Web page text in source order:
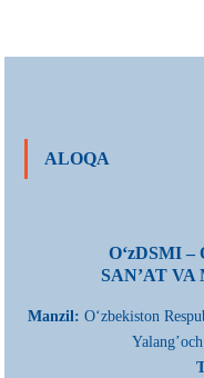
ALOQA
О‘zDSMI –
SAN’AT
Manzil: О‘zbekiston